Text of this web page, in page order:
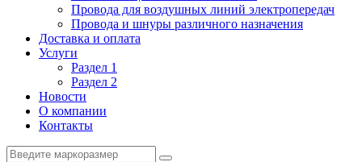
Провода для воздушных линий электропередач
Провода и шнуры различного назначения
Доставка и оплата
Услуги
Раздел 1
Раздел 2
Новости
О компании
Контакты